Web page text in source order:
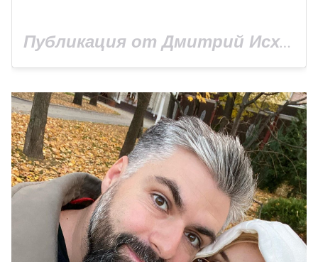
Публикация от Дмитрий Исхаков (@isxakov)